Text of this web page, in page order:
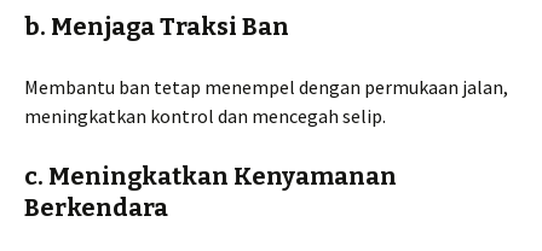
b. Menjaga Traksi Ban
Membantu ban tetap menempel dengan permukaan jalan,
meningkatkan kontrol dan mencegah selip.
c. Meningkatkan Kenyamanan
Berkendara